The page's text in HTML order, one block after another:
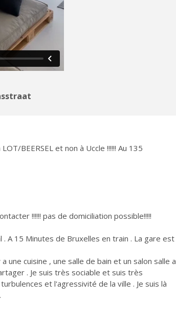
BEERSEL et non à Uccle !!!!!! Au 135
!!!!!! pas de domiciliation possible!!!!!
A 15 Minutes de Bruxelles en train . La gare est
une cuisine , une salle de bain et un salon salle a
. Je suis très sociable et suis très
et l'agressivité de la ville . Je suis là